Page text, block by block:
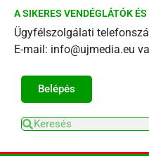
A SIKERES VENDÉGLÁTÓK
Ügyfélszolgálati
E-mail: info@ujmedia.eu
Belépés